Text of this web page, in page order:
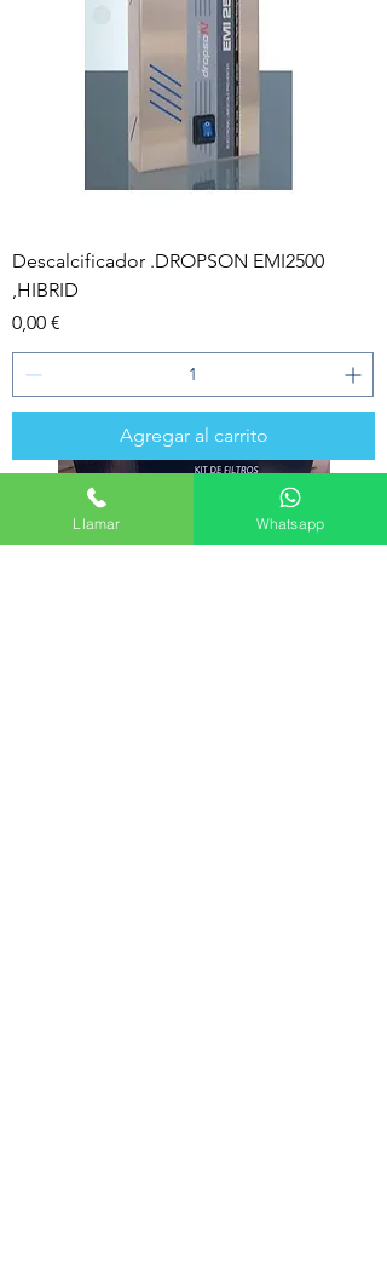
Descalcificador .DROPSON EMI2500
,HIBRID
Precio
0,00 €
Agregar al carrito
Llamar Whatsapp